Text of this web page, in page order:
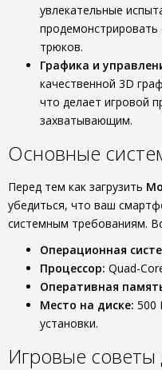
увлекательные
трюков.
Графика и
качественной 3D
что делает игровой
захватывающим.
Основные
Перед тем как загрузить
убедиться, что ваш
системным требованиям.
Операционная
Процессор: Quad-
Оперативная
Место на диске: 500
установки.
Игровые